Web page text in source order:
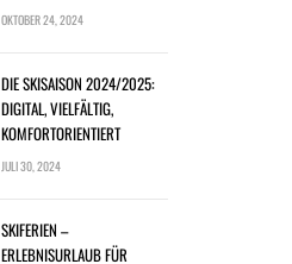
OKTOBER 24, 2024
DIE SKISAISON 2024/2025:
DIGITAL, VIELFÄLTIG,
KOMFORTORIENTIERT
JULI 30, 2024
SKIFERIEN –
ERLEBNISURLAUB FÜR